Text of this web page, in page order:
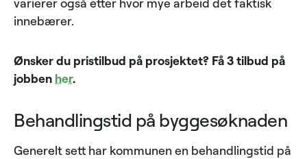
innebærer.
Ønsker du pristilbud på prosjektet? Få 3 tilbud på
jobben her.
Behandlingstid på byggesøknaden
Generelt sett har kommunen en behandlingstid på